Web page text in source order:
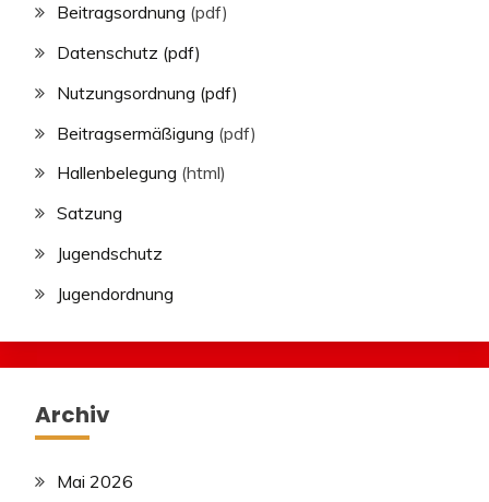
Beitragsordnung (pdf)
Datenschutz (pdf)
Nutzungsordnung (pdf)
Beitragsermäßigung (pdf)
Hallenbelegung (html)
Satzung
Jugendschutz
Jugendordnung
Archiv
Mai 2026